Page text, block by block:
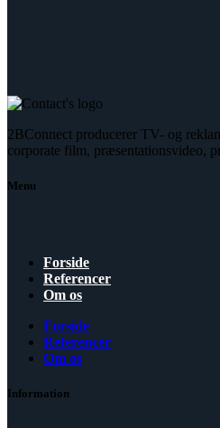
2BConnect producerer TV- og
corporate film, præsentationsvideo,
Menu
Forside
Referencer
Om os
Forside
Referencer
Om os
Information